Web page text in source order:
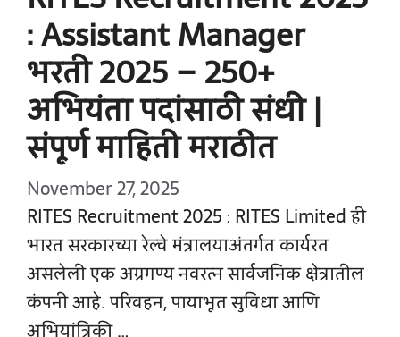
: Assistant Manager
भरती 2025 – 250+
अभियंता पदांसाठी संधी |
संपूर्ण माहिती मराठीत
November 27, 2025
RITES Recruitment 2025 : RITES Limited ही
भारत सरकारच्या रेल्वे मंत्रालयाअंतर्गत कार्यरत
असलेली एक अग्रगण्य नवरत्न सार्वजनिक क्षेत्रातील
कंपनी आहे. परिवहन, पायाभूत सुविधा आणि
अभियांत्रिकी …